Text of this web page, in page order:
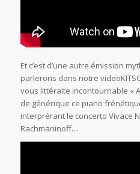
Et c’est d’une autre émission
parlerons dans notre
vous littéraite incontournable «
de générique ce piano
interprérant le concerto Vivace
Rachmaninoff…